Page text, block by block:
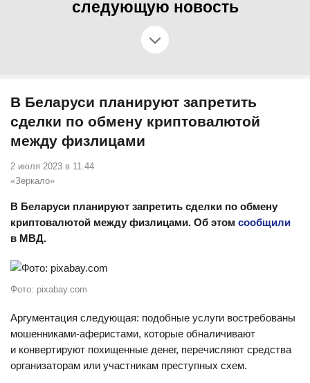
следующую новость